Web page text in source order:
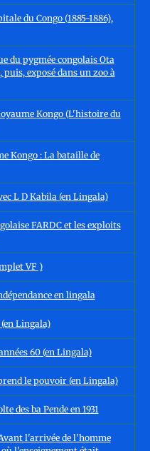
du Congo (1885-1886),
du pygmée congolais Ota
puis, exposé dans un zoo à
Kongo (L'histoire du
Kongo : La bataille de
L D Kabila (en Lingala)
FARDC et les exploits
VF )
en lingala
Lingala)
60 (en Lingala)
le pouvoir (en Lingala)
des ba Pende en 1931
l'arrivée de l'homme